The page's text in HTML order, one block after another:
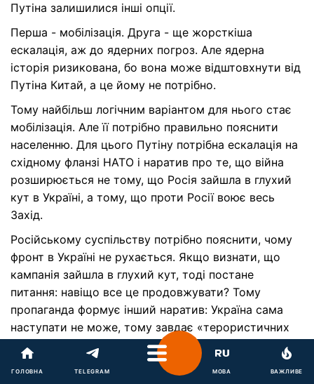
ГОЛОВНА TELEGRAM МОВА ВАЖЛИВЕ
Путіна залишилися інші опції.
Перша - мобілізація. Друга - ще жорсткіша
ескалація, аж до ядерних погроз. Але ядерна
історія ризикована, бо вона може відштовхнути від
Путіна Китай, а це йому не потрібно.
Тому найбільш логічним варіантом для нього стає
мобілізація. Але її потрібно правильно пояснити
населенню. Для цього Путіну потрібна ескалація на
східному фланзі НАТО і наратив про те, що війна
розширюється не тому, що Росія зайшла в глухий
кут в Україні, а тому, що проти Росії воює весь
Захід.
Російському суспільству потрібно пояснити, чому
фронт в Україні не рухається. Якщо визнати, що
кампанія зайшла в глухий кут, тоді постане
питання: навіщо все це продовжувати? Тому
пропаганда формує інший наратив: Україна сама
наступати не може, тому завдає «терористичних
ударів» по Росії, а НАТО їй у цьому допомагає.
Таким чином населення готують і до нової